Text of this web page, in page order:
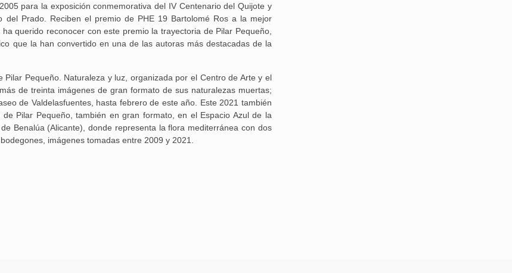
para la exposición conmemorativa del IV Centenario del Quijote y
Prado. Reciben el premio de PHE 19 Bartolomé Ros a la mejor
querido reconocer con este premio la trayectoria de Pilar Pequeño,
que la han convertido en una de las autoras más destacadas de la
Pequeño. Naturaleza y luz, organizada por el Centro de Arte y el
de treinta imágenes de gran formato de sus naturalezas muertas;
de Valdelasfuentes, hasta febrero de este año. Este 2021 también
Pilar Pequeño, también en gran formato, en el Espacio Azul de la
Benalúa (Alicante), donde representa la flora mediterránea con dos
imágenes tomadas entre 2009 y 2021.